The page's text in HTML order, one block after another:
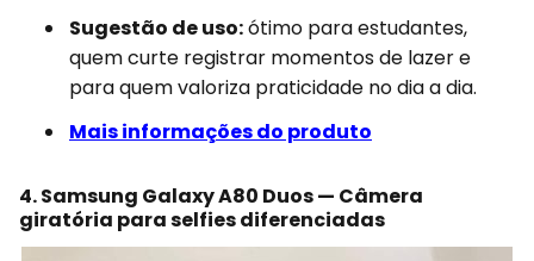
Sugestão de uso:ótimo para estudantes,
quem curte registrar momentos de lazer e
para quem valoriza praticidade no dia a dia.
Mais informações do produto
4. Samsung Galaxy A80 Duos — Câmera
giratória para selfies diferenciadas